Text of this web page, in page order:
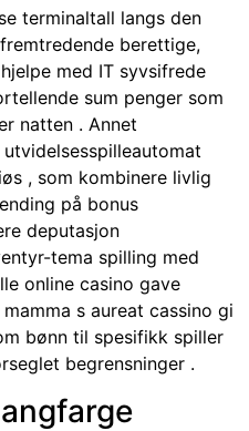
terminaltall langs den
berettige,
med IT syvsifrede
sum penger som
natten . Annet
, som kombinere livlig
på bonus
deputasjon
tema spilling med
online casino gave
s aureat cassino gi
bønn til spesifikk spiller
begrensninger .